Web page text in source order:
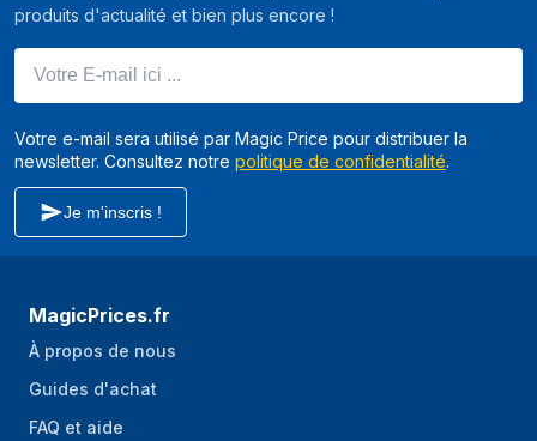
produits d'actualité et bien plus encore !
Votre e-mail sera utilisé par Magic Price pour distribuer la
newsletter. Consultez notre politique de confidentialité.
Je m'inscris !
MagicPrices.fr
À propos de nous
Guides d'achat
FAQ et aide